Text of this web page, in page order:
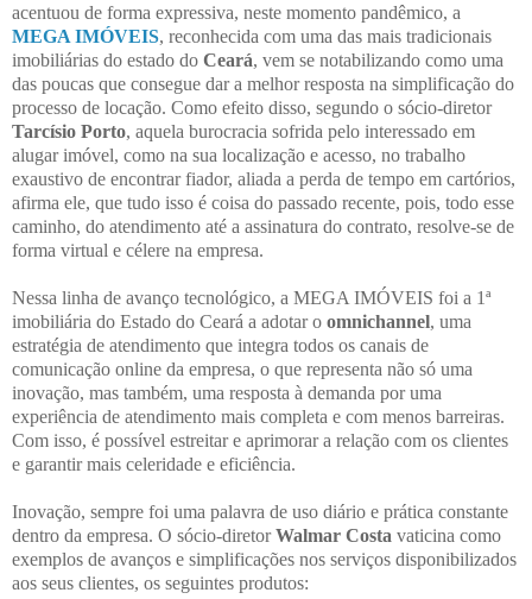
acentuou de forma expressiva, neste momento pandêmico, a
MEGA IMÓVEIS, reconhecida com uma das mais tradicionais
imobiliárias do estado do Ceará, vem se notabilizando como uma
das poucas que consegue dar a melhor resposta na simplificação do
processo de locação. Como efeito disso, segundo o sócio-diretor
Tarcísio Porto, aquela burocracia sofrida pelo interessado em
alugar imóvel, como na sua localização e acesso, no trabalho
exaustivo de encontrar fiador, aliada a perda de tempo em cartórios,
afirma ele, que tudo isso é coisa do passado recente, pois, todo esse
caminho, do atendimento até a assinatura do contrato, resolve-se de
forma virtual e célere na empresa.
Nessa linha de avanço tecnológico, a MEGA IMÓVEIS foi a 1ª
imobiliária do Estado do Ceará a adotar o omnichannel, uma
estratégia de atendimento que integra todos os canais de
comunicação online da empresa, o que representa não só uma
inovação, mas também, uma resposta à demanda por uma
experiência de atendimento mais completa e com menos barreiras.
Com isso, é possível estreitar e aprimorar a relação com os clientes
e garantir mais celeridade e eficiência.
Inovação, sempre foi uma palavra de uso diário e prática constante
dentro da empresa. O sócio-diretorWalmar Costa vaticina como
exemplos de avanços e simplificações nos serviços disponibilizados
aos seus clientes, os seguintes produtos: